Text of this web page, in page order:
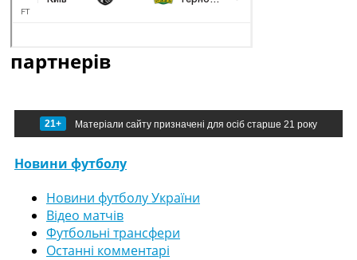
партнерів
21+ Матеріали сайту призначені для осіб старше 21 року
Новини футболу
Новини футболу України
Відео матчів
Футбольні трансфери
Останні комментарі